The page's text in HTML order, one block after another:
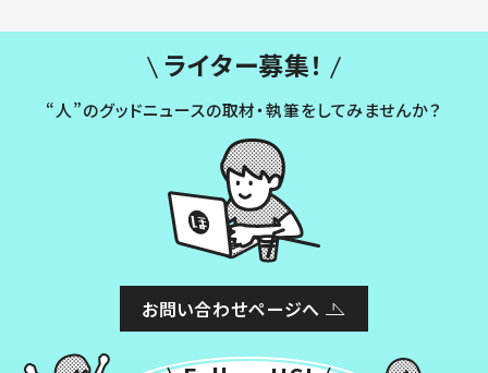
ライター募集！
“人”のグッドニュースの取材・執筆をしてみませんか？
お問い合わせページへ